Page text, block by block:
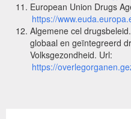
European Union Drugs
https://
Algemene cel
globaal en geïntegreerd
Volksgezondheid. Url:
https://